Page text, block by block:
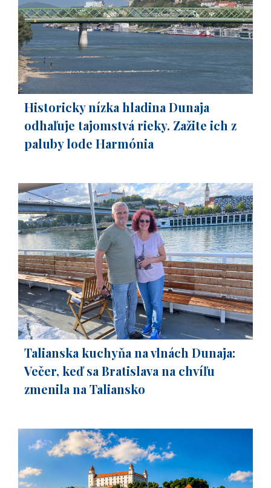
Historicky nízka hladina Dunaja
odhaľuje tajomstvá rieky. Zažite ich z
paluby lode Harmónia
Talianska kuchyňa na vlnách Dunaja:
Večer, keď sa Bratislava na chvíľu
zmenila na Taliansko